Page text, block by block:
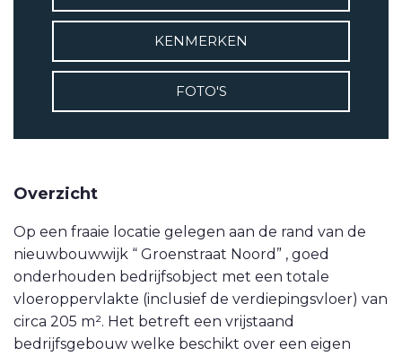
E-MAIL VETEBE
VETEBE INSTAGRAM
VETEBE FACEBOOK
KENMERKEN
FOTO'S
Overzicht
Op een fraaie locatie gelegen aan de rand van de
nieuwbouwwijk “ Groenstraat Noord” , goed
onderhouden bedrijfsobject met een totale
vloeroppervlakte (inclusief de verdiepingsvloer) van
circa 205 m². Het betreft een vrijstaand
bedrijfsgebouw welke beschikt over een eigen